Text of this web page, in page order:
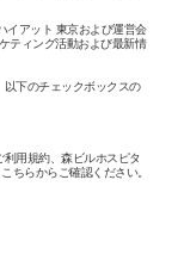
イアット 東京および運営会
ティング活動および最新情
以下のチェックボックスの
用規約、森ビルホスピタ
ちらからご確認ください。